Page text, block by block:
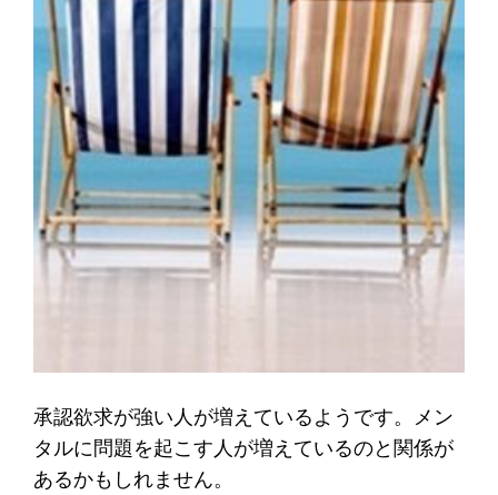
承認欲求が強い人が増えているようです。メン
タルに問題を起こす人が増えているのと関係が
あるかもしれません。